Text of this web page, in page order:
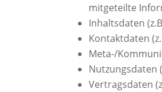
mitgeteilte
Inhaltsdaten
Kontaktdaten
Meta-/
Nutzungsdaten
Vertragsdaten